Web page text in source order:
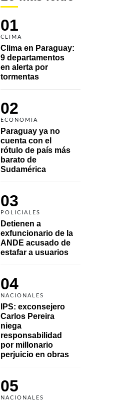
01
CLIMA
Clima en Paraguay:
9 departamentos
en alerta por
tormentas
02
ECONOMÍA
Paraguay ya no
cuenta con el
rótulo de país más
barato de
Sudamérica
03
POLICIALES
Detienen a
exfuncionario de la
ANDE acusado de
estafar a usuarios
04
NACIONALES
IPS: exconsejero
Carlos Pereira
niega
responsabilidad
por millonario
perjuicio en obras
05
NACIONALES